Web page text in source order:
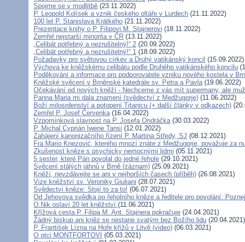
Spojme se v modlitbě (23.11.2022)
P. Leopold Kolísek a vznik českého oltáře v Lurdech (21.11.2022)
100 let P. Stanislava Krátkého (21.11.2022)
Prezentace knihy o P. Filipovi M. Stajnerovi (18.11.2022)
Zemřel nejstarší minorita v ČR (13.11.2022)
„Celibát potřebný a nezrušitelný!“ 2 (20.09.2022)
„Celibát potřebný a nezrušitelný!“ 1 (18.09.2022)
Požadavky pro světovou církev a Druhý vatikánský koncil (15.09.2022)
Výchova ke kněžskému celibátu podle Druhého vatikánského koncilu
Poděkování a informace pro podporovatele vzniku nového kostela v
Kněžské svěcení v Brněnské katedrále sv. Petra a Pavla(19.06.2022)
Očekávání od nových kněží - Nechceme z vás mít supermany, ale
Panna Maria mi dala znamení (svědectví z Medžugorje) (11.06.2022)
Boží milosrdenství a potopení Titanicu (+ další články v odkazech)
Zemřel P. Josef Červenka(16.04.2022)
Vzpomínková slavnost na P. Josefa Ondráčka(30.03.2022)
P. Michal Cyprián Iwene Tansi (12.01.2022)
Zahájení kanonizačního řízení P. Martina Středy, SJ (08.12.2021)
Fra Mario Knezović, kterého mnozí znáte z Medžugorje, považuje za
Zkušenost kněze s psychicky nemocnými lidmi (05.11.2021)
5 sester, které Pán povolal do jedné řehole (29.10.2021)
Svěcení stálých jáhnů v Brně (záznam) (25.09.2021)
Kněží, nevzdávejte se ani v nejhorších časech (příběh) (26.08.2021)
Vize kněžství sv. Veroniky Giuliani (28.07.2021)
Svědectví kněze: Stojí to za to! (06.07.2021)
Od Jehovova svědka po řeholního kněze a ředitele pro povolání:
O.Nik oslaví 20 let kněžství (11.06.2021)
Křížová cesta P. Filipa M. Ant. Stajnera pokračuje (24.04.2021)
Žádný biskup ani kněz se nestane svatým bez Božího lidu (20.04.2021)
P. František Lízna na Hoře křížů v Litvě (video) (06.03.2021)
O otci MONTFORTOVI (05.03.2021)